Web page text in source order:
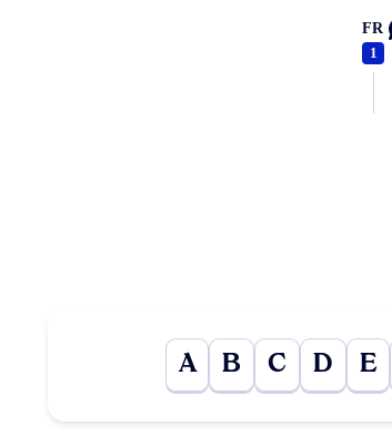
FR
1
A B C D E